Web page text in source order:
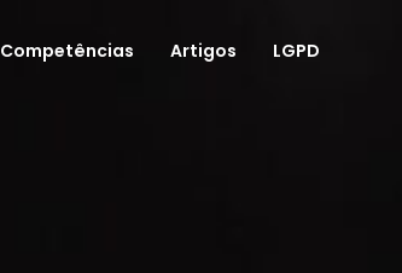
Competências Artigos LGPD